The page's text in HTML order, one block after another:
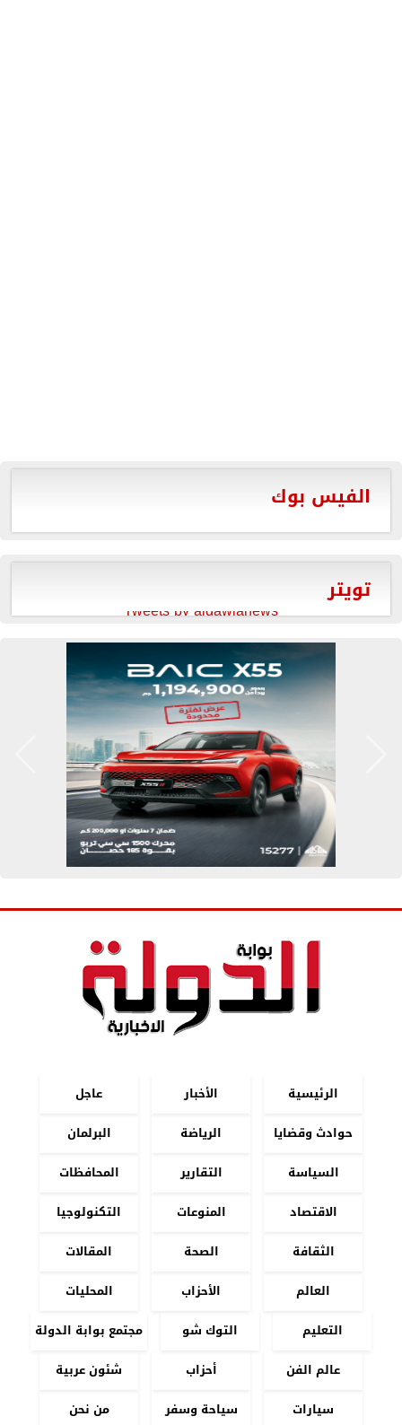
الفيس بوك
تويتر
Tweets by aldawlanews
الرئيسية الأخبار
عاجل
حوادث وقضايا
الرياضة
البرلمان
السياسة
التقارير
المحافظات
الاقتصاد
المنوعات
التكنولوجيا
الثقافة
الصحة
المقالات
العالم
الأحزاب
المحليات
التعليم
التوك شو
مجتمع بوابة الدولة
عالم الفن
أحزاب
شئون عربية
سيارات
سياحة وسفر من نحن